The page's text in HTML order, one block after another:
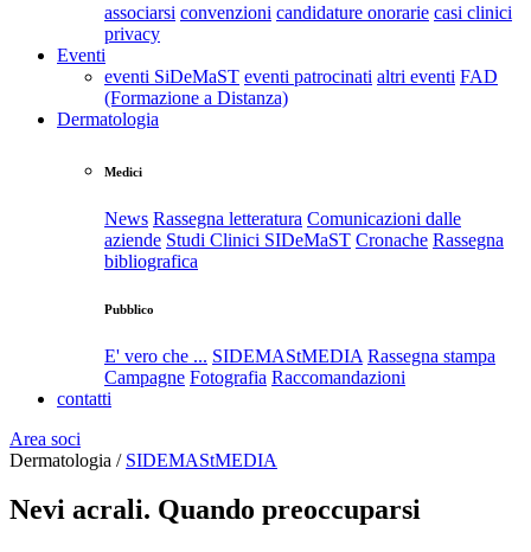
associarsi convenzioni candidature onorarie casi clinici
privacy
Eventi
eventi SiDeMaST eventi patrocinati altri eventi FAD
(Formazione a Distanza)
Dermatologia
Medici
News Rassegna letteratura Comunicazioni dalle
aziende Studi Clinici SIDeMaST Cronache Rassegna
bibliografica
Pubblico
E' vero che ... SIDEMAStMEDIA Rassegna stampa
Campagne Fotografia Raccomandazioni
contatti
Area soci
Dermatologia / SIDEMAStMEDIA
Nevi acrali. Quando preoccuparsi